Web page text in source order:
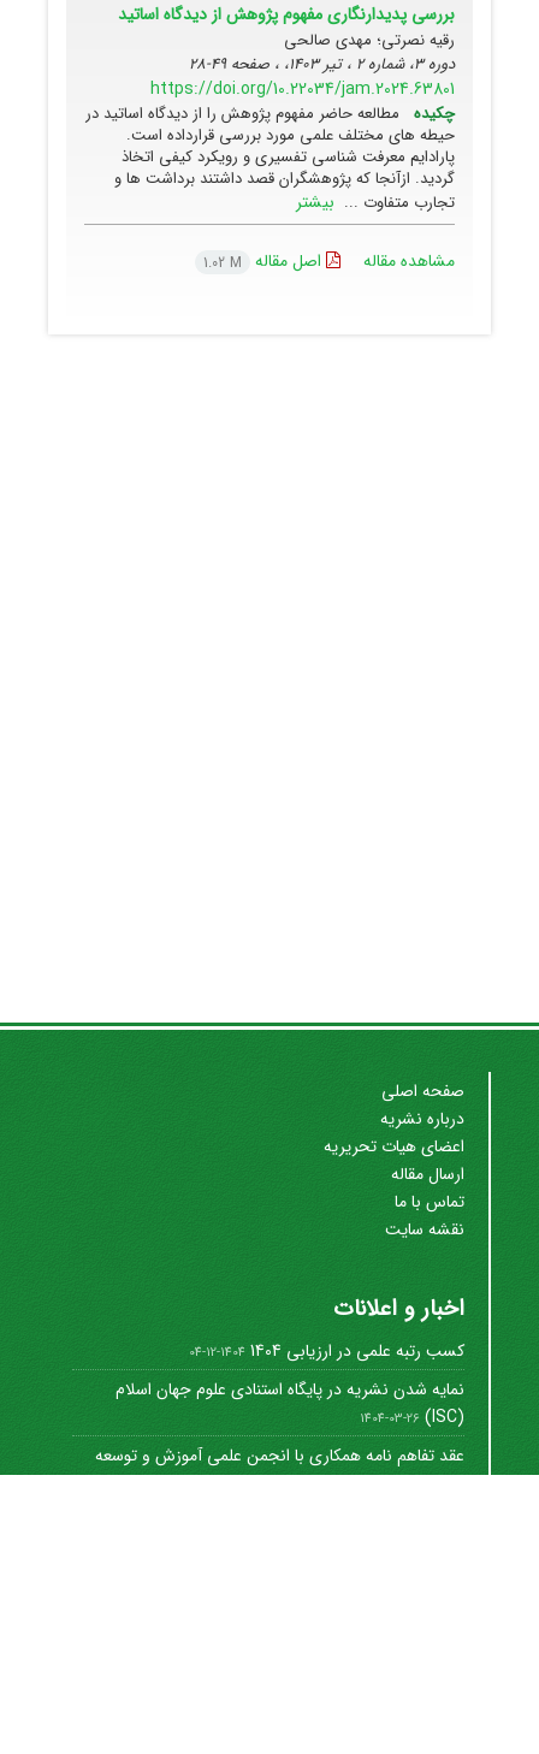
بررسی پدیدارنگاری مفهوم پژوهش از دیدگاه اساتید
رقیه نصرتی؛ مهدی صالحی
دوره 3، شماره 2 ، تیر 1403، ، صفحه
49-28
https://doi.org/10.22034/jam.2024.63801
چکیده
مطالعه حاضر مفهوم پژوهش را از دیدگاه اساتید در
حیطه های مختلف علمی مورد بررسی قرارداده است.
پارادایم معرفت شناسی تفسیری و رویکرد کیفی اتخاذ
گردید. ازآنجا که پژوهشگران قصد داشتند برداشت ها و
تجارب متفاوت ... بیشتر
مشاهده مقاله اصل مقاله 1.02 M
صفحه اصلی
درباره نشریه
اعضای هیات تحریریه
ارسال مقاله
تماس با ما
نقشه سایت
اخبار و اعلانات
کسب رتبه علمی در ارزیابی 1404 1404-12-04
نمایه شدن نشریه در پایگاه استنادی علوم جهان اسلام
(ISC)
1404-03-26
عقد تفاهم نامه همکاری با انجمن علمی آموزش و توسعه
منابع ...